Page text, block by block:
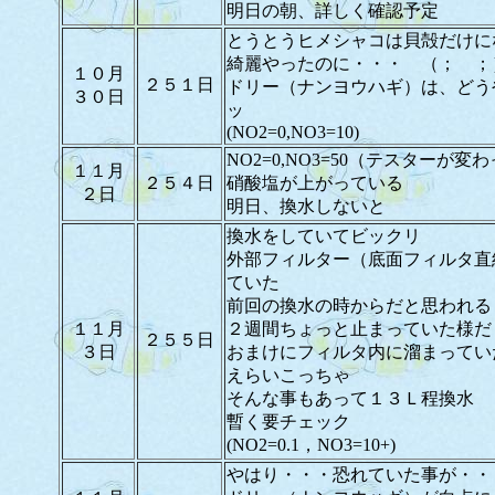
明日の朝、詳しく確認予定
１０月
３０日
２５１日
とうとうヒメシャコは貝殻だけ
綺麗やったのに・・・ （； ；
ドリー（ナンヨウハギ）は、ど
ッ
(NO2=0,NO3=10)
１１月
２日
２５４日
NO2=0,NO3=50（テスターが変わ
硝酸塩が上がっている
明日、換水しないと
１１月
３日
２５５日
換水をしていてビックリ
外部フィルター（底面フィルタ
ていた
前回の換水の時からだと思われる
２週間ちょっと止まっていた様だ
おまけにフィルタ内に溜まって
えらいこっちゃ
そんな事もあって１３Ｌ程換水
暫く要チェック
(NO2=0.1，NO3=10+)
やはり・・・恐れていた事が・・